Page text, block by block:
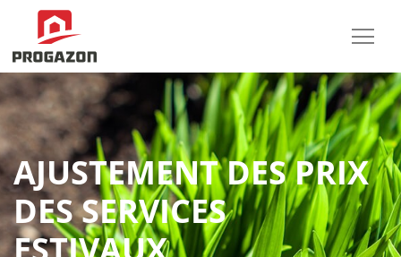
AJUSTEMENT DES PRIX
DES SERVICES